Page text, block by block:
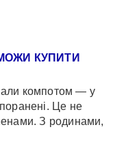
КУПИТИ
компотом — у
Це не
З родинами,